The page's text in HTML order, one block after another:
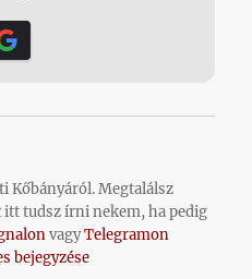
Kőbányáról. Megtalálsz
itt tudsz írni nekem, ha pedig
vagyTelegramon
bejegyzése